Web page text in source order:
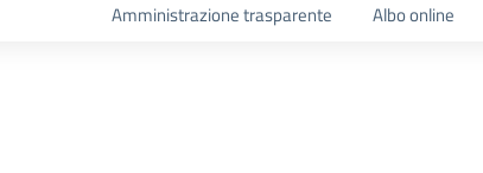
Amministrazione trasparente Albo online